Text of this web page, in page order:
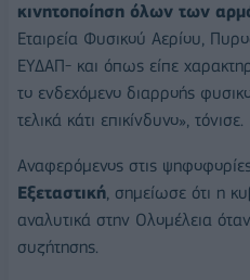
κινητοποίηση όλων των
Εταιρεία Φυσικού Αερίου,
ΕΥΔΑΠ- και όπως είπε
το ενδεχόμενο διαρροής
τελικά κάτι επικίνδυνο», τόνισε.
Αναφερόμενος στις
Εξεταστική, σημείωσε ότι η
αναλυτικά στην Ολομέλεια
συζήτησης.